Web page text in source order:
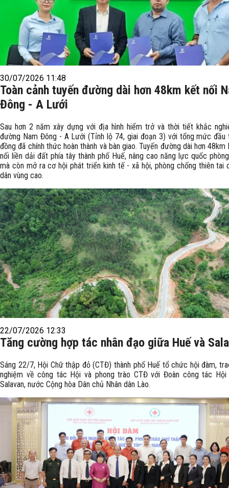
30/07/2026 11:48
Toàn cảnh tuyến đường dài hơn 48km kết nối
Đông - A Lưới
Sau hơn 2 năm xây dựng với địa hình hiểm trở và thời tiết khắc
đường Nam Đông - A Lưới (Tỉnh lộ 74, giai đoạn 3) với tổng mức
đồng đã chính thức hoàn thành và bàn giao. Tuyến đường dài hơn 48km
nối liền dải đất phía tây thành phố Huế, nâng cao năng lực quốc
mà còn mở ra cơ hội phát triển kinh tế - xã hội, phòng chống thiên tai
dân vùng cao.
22/07/2026 12:33
Tăng cường hợp tác nhân đạo giữa Huế và
Sáng 22/7, Hội Chữ thập đỏ (CTĐ) thành phố Huế tổ chức hội đàm,
nghiệm về công tác Hội và phong trào CTĐ với Đoàn công tác
Salavan, nước Cộng hòa Dân chủ Nhân dân Lào.